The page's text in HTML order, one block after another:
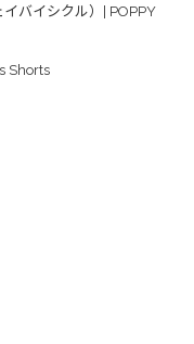
バイシクル）| POPPY
Shorts